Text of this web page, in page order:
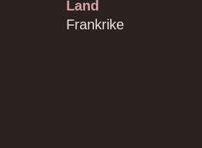
Land
Frankrike